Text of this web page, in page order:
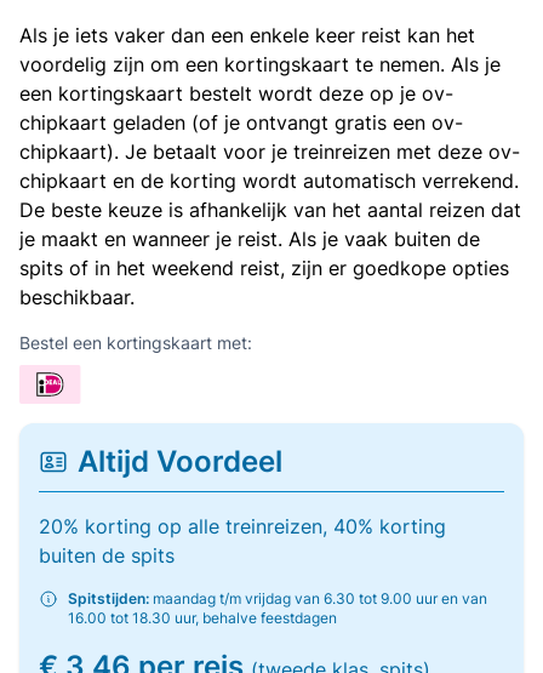
Als je iets vaker dan een enkele keer reist kan het
voordelig zijn om een kortingskaart te nemen. Als je
een kortingskaart bestelt wordt deze op je ov-
chipkaart geladen (of je ontvangt gratis een ov-
chipkaart). Je betaalt voor je treinreizen met deze ov-
chipkaart en de korting wordt automatisch verrekend.
De beste keuze is afhankelijk van het aantal reizen dat
je maakt en wanneer je reist. Als je vaak buiten de
spits of in het weekend reist, zijn er goedkope opties
beschikbaar.
Bestel een kortingskaart met:
Altijd Voordeel
20% korting op alle treinreizen, 40% korting
buiten de spits
Spitstijden: maandag t/m vrijdag van 6.30 tot 9.00 uur en van
16.00 tot 18.30 uur, behalve feestdagen